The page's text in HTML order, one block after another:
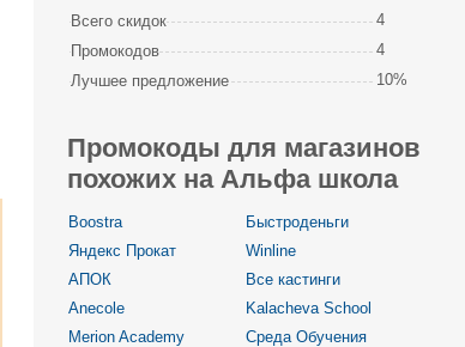
Всего скидок
4
Промокодов
4
Лучшее предложение
10%
Промокоды для магазинов
похожих на Альфа школа
Boostra
Быстроденьги
Яндекс Прокат
Winline
АПОК
Все кастинги
Anecole
Kalacheva School
Merion Academy
Среда Обучения